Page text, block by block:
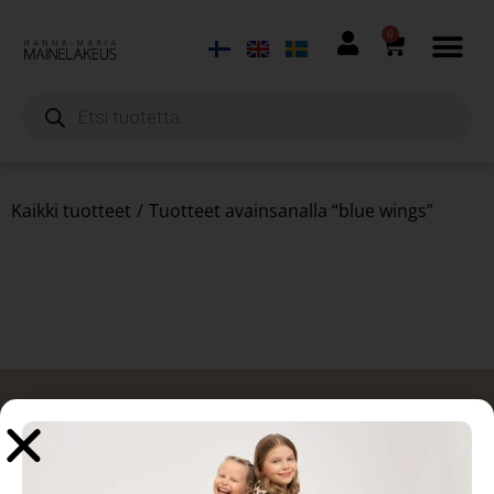
0
Kaikki tuotteet / Tuotteet avainsanalla “blue wings”